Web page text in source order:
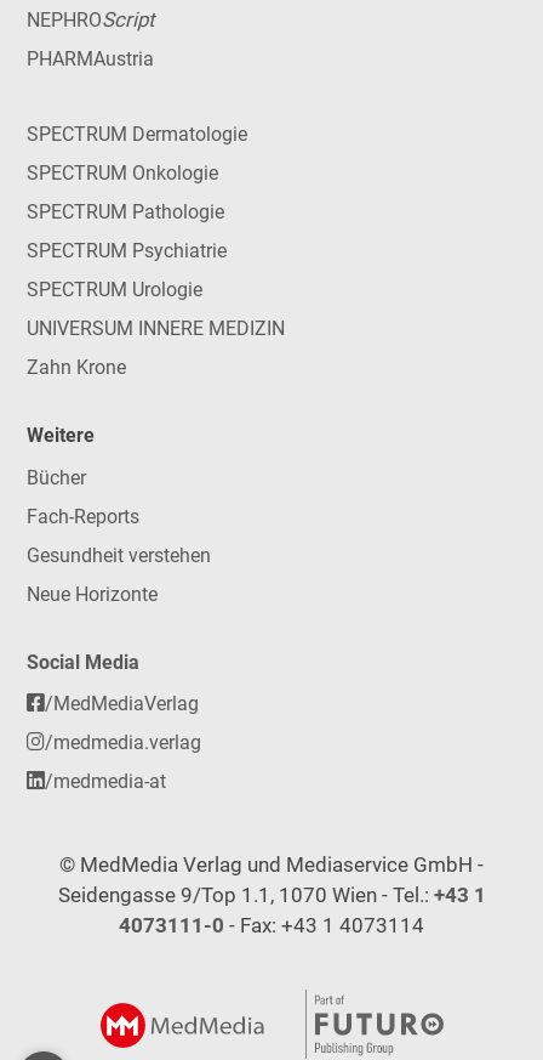
NEPHROScript
PHARMAustria
SPECTRUM Dermatologie
SPECTRUM Onkologie
SPECTRUM Pathologie
SPECTRUM Psychiatrie
SPECTRUM Urologie
UNIVERSUM INNERE MEDIZIN
Zahn Krone
Weitere
Bücher
Fach-Reports
Gesundheit verstehen
Neue Horizonte
Social Media
/MedMediaVerlag
/medmedia.verlag
/medmedia-at
© MedMedia Verlag und Mediaservice GmbH -
Seidengasse 9/Top 1.1, 1070 Wien - Tel.: +43 1
4073111-0 - Fax: +43 1 4073114